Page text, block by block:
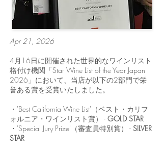
Apr 21, 2026
4月16日に開催された世界的なワインリスト
格付け機関「Star Wine List of the Year Japan
2026」において、当店が以下の2部門で栄
誉ある賞を受賞いたしました。
・'Best California Wine List'（ベスト・カリフ
ォルニア・ワインリスト賞） - GOLD STAR
・'Special Jury Prize'（審査員特別賞） - SILVER
STAR